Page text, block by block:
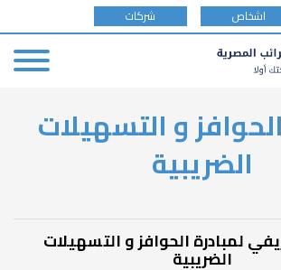
اشخاص شركات
و التسهيلات
الضريبية
لمبادرة الحوافز و التسهيلات
الضريبية